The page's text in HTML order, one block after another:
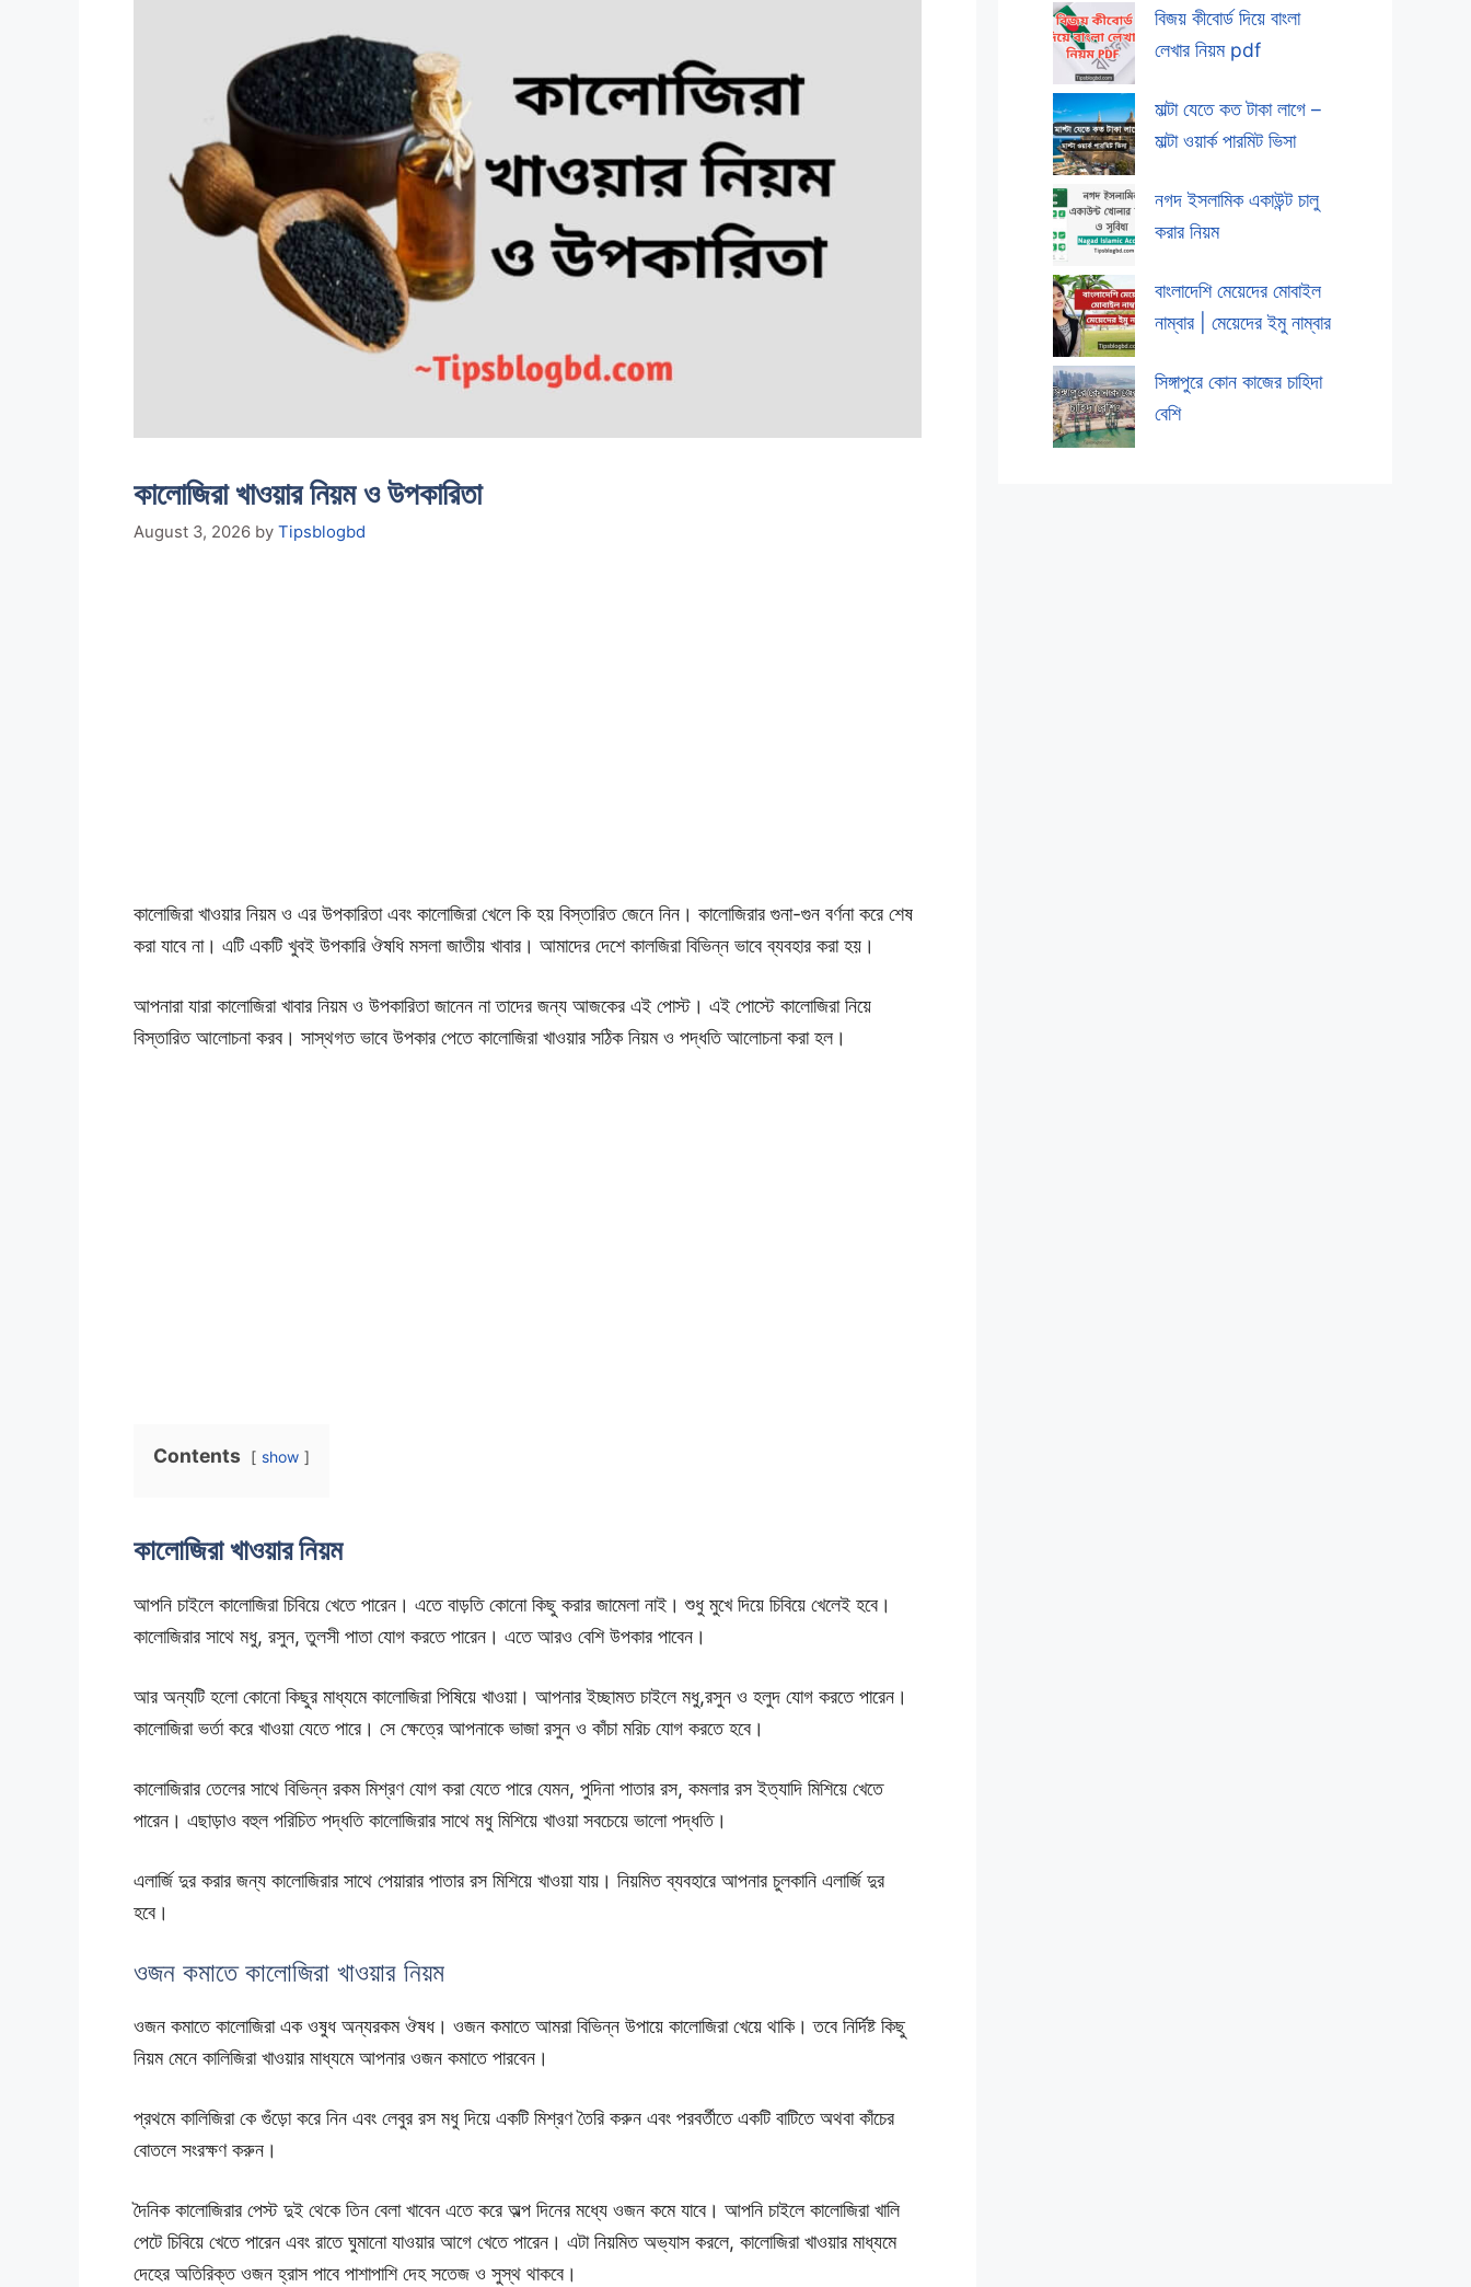
কালোজিরা খাওয়ার নিয়ম ও উপকারিতা
August 3, 2026 by Tipsblogbd
কালোজিরা খাওয়ার নিয়ম ও এর উপকারিতা এবং কালোজিরা খেলে কি হয় বিস্তারিত জেনে নিন। কালোজিরার গুনা-গুন বর্ণনা করে শেষ
করা যাবে না। এটি একটি খুবই উপকারি ঔষধি মসলা জাতীয় খাবার। আমাদের দেশে কালজিরা বিভিন্ন ভাবে ব্যবহার করা হয়।
আপনারা যারা কালোজিরা খাবার নিয়ম ও উপকারিতা জানেন না তাদের জন্য আজকের এই পোস্ট। এই পোস্টে কালোজিরা নিয়ে
বিস্তারিত আলোচনা করব। সাস্থগত ভাবে উপকার পেতে কালোজিরা খাওয়ার সঠিক নিয়ম ও পদ্ধতি আলোচনা করা হল।
Contents show
কালোজিরা খাওয়ার নিয়ম
আপনি চাইলে কালোজিরা চিবিয়ে খেতে পারেন। এতে বাড়তি কোনো কিছু করার জামেলা নাই। শুধু মুখে দিয়ে চিবিয়ে খেলেই হবে।
কালোজিরার সাথে মধু, রসুন, তুলসী পাতা যোগ করতে পারেন। এতে আরও বেশি উপকার পাবেন।
আর অন্যটি হলো কোনো কিছুর মাধ্যমে কালোজিরা পিষিয়ে খাওয়া। আপনার ইচ্ছামত চাইলে মধু,রসুন ও হলুদ যোগ করতে পারেন।
কালোজিরা ভর্তা করে খাওয়া যেতে পারে। সে ক্ষেত্রে আপনাকে ভাজা রসুন ও কাঁচা মরিচ যোগ করতে হবে।
কালোজিরার তেলের সাথে বিভিন্ন রকম মিশ্রণ যোগ করা যেতে পারে যেমন, পুদিনা পাতার রস, কমলার রস ইত্যাদি মিশিয়ে খেতে
পারেন। এছাড়াও বহুল পরিচিত পদ্ধতি কালোজিরার সাথে মধু মিশিয়ে খাওয়া সবচেয়ে ভালো পদ্ধতি।
এলার্জি দুর করার জন্য কালোজিরার সাথে পেয়ারার পাতার রস মিশিয়ে খাওয়া যায়। নিয়মিত ব্যবহারে আপনার চুলকানি এলার্জি দুর
হবে।
ওজন কমাতে কালোজিরা খাওয়ার নিয়ম
ওজন কমাতে কালোজিরা এক ওষুধ অন্যরকম ঔষধ। ওজন কমাতে আমরা বিভিন্ন উপায়ে কালোজিরা খেয়ে থাকি। তবে নির্দিষ্ট কিছু
নিয়ম মেনে কালিজিরা খাওয়ার মাধ্যমে আপনার ওজন কমাতে পারবেন।
প্রথমে কালিজিরা কে গুঁড়ো করে নিন এবং লেবুর রস মধু দিয়ে একটি মিশ্রণ তৈরি করুন এবং পরবর্তীতে একটি বাটিতে অথবা কাঁচের
বোতলে সংরক্ষণ করুন।
দৈনিক কালোজিরার পেস্ট দুই থেকে তিন বেলা খাবেন এতে করে অল্প দিনের মধ্যে ওজন কমে যাবে। আপনি চাইলে কালোজিরা খালি
পেটে চিবিয়ে খেতে পারেন এবং রাতে ঘুমানো যাওয়ার আগে খেতে পারেন। এটা নিয়মিত অভ্যাস করলে, কালোজিরা খাওয়ার মাধ্যমে
দেহের অতিরিক্ত ওজন হ্রাস পাবে পাশাপাশি দেহ সতেজ ও সুস্থ থাকবে।
বিজয় কীবোর্ড দিয়ে বাংলা
লেখার নিয়ম pdf
মাল্টা যেতে কত টাকা লাগে –
মাল্টা ওয়ার্ক পারমিট ভিসা
নগদ ইসলামিক একাউন্ট চালু
করার নিয়ম
বাংলাদেশি মেয়েদের মোবাইল
নাম্বার | মেয়েদের ইমু নাম্বার
সিঙ্গাপুরে কোন কাজের চাহিদা
বেশি